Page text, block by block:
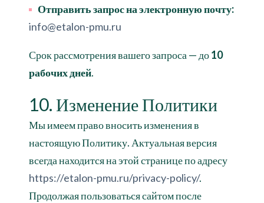
Отправить запрос на электронную почту:
info@etalon-pmu.ru
Срок рассмотрения вашего запроса — до10
рабочих дней.
10. Изменение Политики
Мы имеем право вносить изменения в
настоящую Политику. Актуальная версия
всегда находится на этой странице по адресу
https://etalon-pmu.ru/privacy-policy/.
Продолжая пользоваться сайтом после